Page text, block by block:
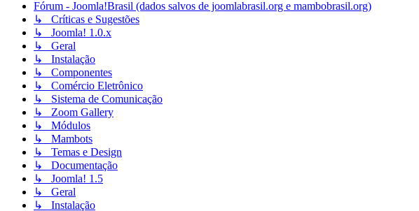
Fórum - Joomla!Brasil (dados salvos de joomlabrasil.org e mambobrasil.org)
↳ Críticas e Sugestões
↳ Joomla! 1.0.x
↳ Geral
↳ Instalação
↳ Componentes
↳ Comércio Eletrônico
↳ Sistema de Comunicação
↳ Zoom Gallery
↳ Módulos
↳ Mambots
↳ Temas e Design
↳ Documentação
↳ Joomla! 1.5
↳ Geral
↳ Instalação